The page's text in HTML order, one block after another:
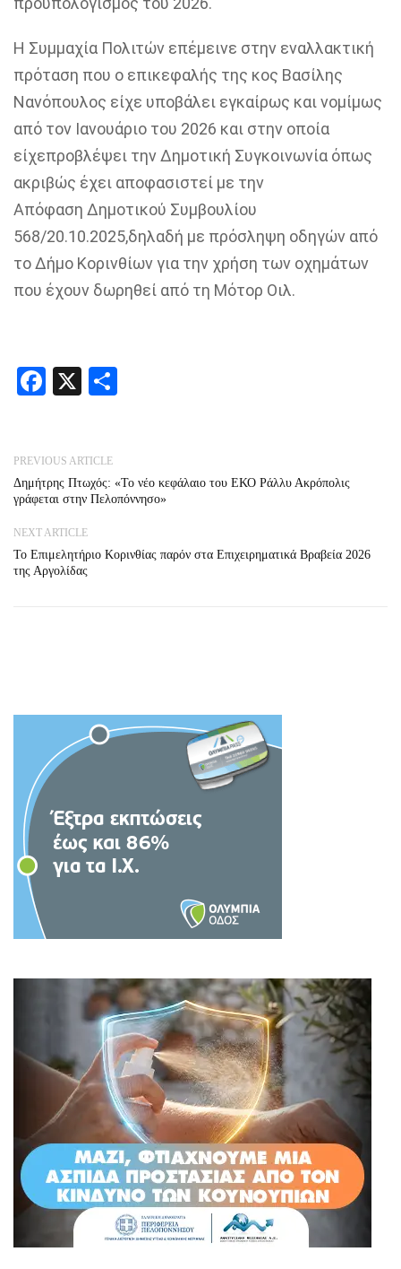
Η Συμμαχία Πολιτών επέμεινε στην εναλλακτική
πρόταση που ο επικεφαλής της κος Βασίλης
Νανόπουλος είχε υποβάλει εγκαίρως και νομίμως
από τον Ιανουάριο του 2026 και στην οποία
είχεπροβλέψει την Δημοτική Συγκοινωνία όπως
ακριβώς έχει αποφασιστεί με την
Απόφαση Δημοτικού Συμβουλίου
568/20.10.2025,δηλαδή με πρόσληψη οδηγών από
το Δήμο Κορινθίων για την χρήση των οχημάτων
που έχουν δωρηθεί από τη Μότορ Οιλ.
Facebook
X
PREVIOUS ARTICLE
Δημήτρης Πτωχός: «Το νέο κεφάλαιο του ΕΚΟ Ράλλυ Ακρόπολις
γράφεται στην Πελοπόννησο»
NEXT ARTICLE
Το Επιμελητήριο Κορινθίας παρόν στα Επιχειρηματικά Βραβεία 2026
της Αργολίδας